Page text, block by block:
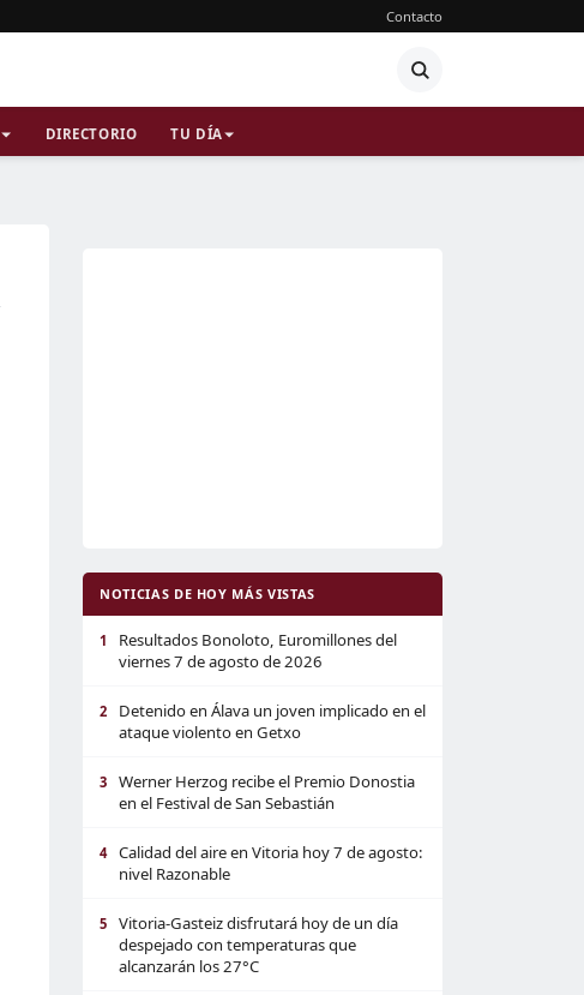
Contacto
DIRECTORIO TU DÍA
NOTICIAS DE HOY MÁS VISTAS
1
Resultados Bonoloto, Euromillones del
viernes 7 de agosto de 2026
2
Detenido en Álava un joven implicado en el
ataque violento en Getxo
3
Werner Herzog recibe el Premio Donostia
en el Festival de San Sebastián
4
Calidad del aire en Vitoria hoy 7 de agosto:
nivel Razonable
5
Vitoria-Gasteiz disfrutará hoy de un día
despejado con temperaturas que
alcanzarán los 27°C